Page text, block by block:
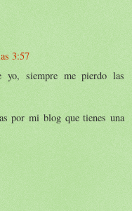
3:57
yo, siempre me pierdo las
por mi blog que tienes una